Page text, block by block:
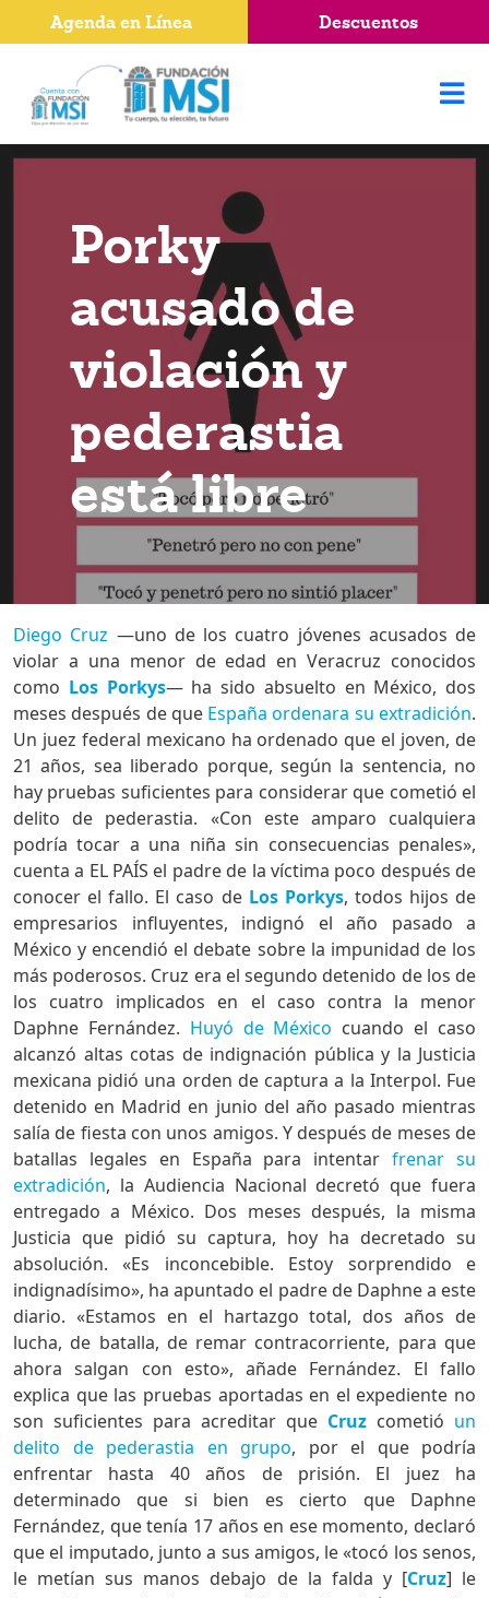
Porky
acusado de
violación y
pederastia
está libre
Diego Cruz —uno de los cuatro jóvenes acusados de
violar a una menor de edad en Veracruz conocidos
como Los Porkys— ha sido absuelto en México, dos
meses después de que España ordenara su extradición.
Un juez federal mexicano ha ordenado que el joven, de
21 años, sea liberado porque, según la sentencia, no
hay pruebas suficientes para considerar que cometió el
delito de pederastia. «Con este amparo cualquiera
podría tocar a una niña sin consecuencias penales»,
cuenta a EL PAÍS el padre de la víctima poco después de
conocer el fallo. El caso de Los Porkys, todos hijos de
empresarios influyentes, indignó el año pasado a
México y encendió el debate sobre la impunidad de los
más poderosos. Cruz era el segundo detenido de los de
los cuatro implicados en el caso contra la menor
Daphne Fernández. Huyó de México cuando el caso
alcanzó altas cotas de indignación pública y la Justicia
mexicana pidió una orden de captura a la Interpol. Fue
detenido en Madrid en junio del año pasado mientras
salía de fiesta con unos amigos. Y después de meses de
batallas legales en España para intentarfrenar su
extradición, la Audiencia Nacional decretó que fuera
entregado a México. Dos meses después, la misma
Justicia que pidió su captura, hoy ha decretado su
absolución. «Es inconcebible. Estoy sorprendido e
indignadísimo», ha apuntado el padre de Daphne a este
diario. «Estamos en el hartazgo total, dos años de
lucha, de batalla, de remar contracorriente, para que
ahora salgan con esto», añade Fernández. El fallo
explica que las pruebas aportadas en el expediente no
son suficientes para acreditar que Cruz cometió un
delito de pederastia en grupo, por el que podría
enfrentar hasta 40 años de prisión. El juez ha
determinado que si bien es cierto que Daphne
Fernández, que tenía 17 años en ese momento, declaró
que el imputado, junto a sus amigos, le «tocó los senos,
le metían sus manos debajo de la falda y [Cruz] le
Agenda en Línea Descuentos